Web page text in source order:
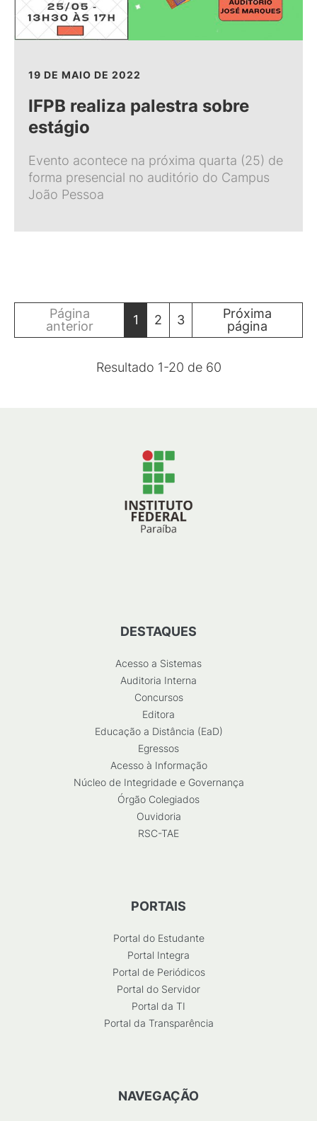
19 DE MAIO DE 2022
IFPB realiza palestra sobre
estágio
Evento acontece na próxima quarta (25) de
forma presencial no auditório do Campus
João Pessoa
Página
anterior
1 2 3
Próxima
página
Resultado 1-20 de 60
DESTAQUES
Acesso a Sistemas
Auditoria Interna
Concursos
Editora
Educação a Distância (EaD)
Egressos
Acesso à Informação
Núcleo de Integridade e Governança
Órgão Colegiados
Ouvidoria
RSC-TAE
PORTAIS
Portal do Estudante
Portal Integra
Portal de Periódicos
Portal do Servidor
Portal da TI
Portal da Transparência
NAVEGAÇÃO